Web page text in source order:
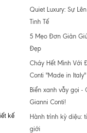
kế
Quiet Luxury: Sự
Tinh Tế
5 Mẹo Đơn Giản
Đẹp
Cháy Hết Mình Với
Conti "Made in
Biển xanh vẫy gọi -
Gianni Conti!
Hành trình kỳ diệu:
giới